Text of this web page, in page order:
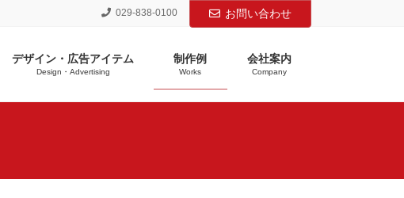
029-838-0100 お問い合わせ
デザイン・広告アイテム
Design・Advertising
制作例
Works
会社案内
Company